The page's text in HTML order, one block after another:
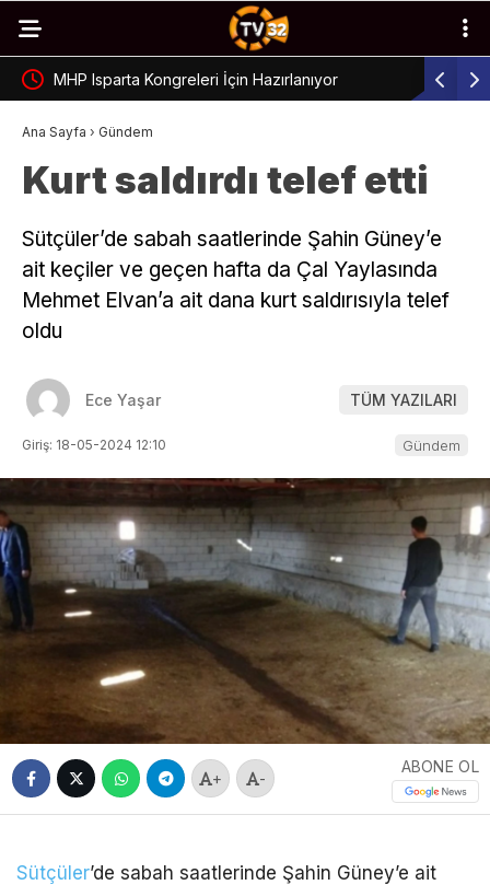
MHP Isparta Kongreleri İçin Hazırlanıyor
Ana Sayfa › Gündem
Kurt saldırdı telef etti
Sütçüler’de sabah saatlerinde Şahin Güney’e
ait keçiler ve geçen hafta da Çal Yaylasında
Mehmet Elvan’a ait dana kurt saldırısıyla telef
oldu
Ece Yaşar TÜM YAZILARI
Giriş: 18-05-2024 12:10 Gündem
+ -
ABONE OL
Sütçüler’de sabah saatlerinde Şahin Güney’e ait